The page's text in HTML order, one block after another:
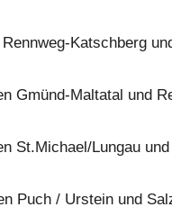
Katschberg
Gmünd-Maltatal und
St.Michael/Lungau
Puch / Urstein und